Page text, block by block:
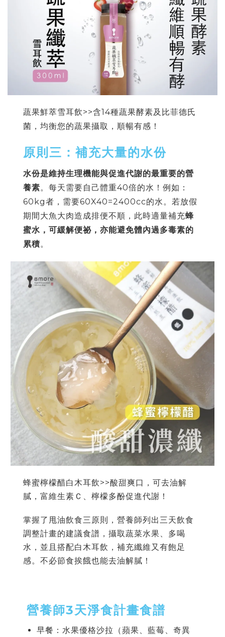
蔬果鮮萃雪耳飲>>含14種蔬果酵素及比菲德氏
菌，均衡您的蔬果攝取，順暢有感！
原則三：補充大量的水份
水份是維持生理機能與促進代謝的最重要的營
養素。每天需要自己體重40倍的水！例如：
60kg者，需要60X40=2400cc的水。若放假
期間大魚大肉造成排便不順，此時適量補充蜂
蜜水，可緩解便祕，亦能避免體內過多毒素的
累積。
蜂蜜檸檬醋白木耳飲>>酸甜爽口，可去油解
膩，富維生素Ｃ、檸檬多酚促進代謝！
掌握了甩油飲食三原則，營養師列出三天飲食
調整計畫的建議食譜，攝取蔬菜水果、多喝
水，並且搭配白木耳飲，補充纖維又有飽足
感。不必節食挨餓也能去油解膩！
營養師3天淨食計畫食譜
早餐：水果優格沙拉（蘋果、藍莓、奇異